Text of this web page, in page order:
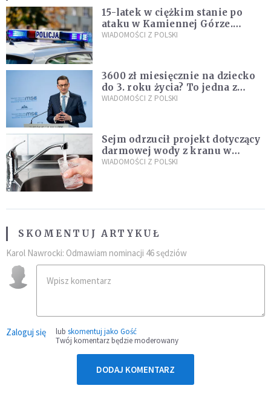
15-latek w ciężkim stanie po
ataku w Kamiennej Górze.
Policja zatrzymała dwóch
WIADOMOŚCI Z POLSKI
3600 zł miesięcznie na dziecko
do 3. roku życia? To jedna z
propozycji programu "Rozwój
WIADOMOŚCI Z POLSKI
Sejm odrzucił projekt dotyczący
darmowej wody z kranu w
restauracjach
WIADOMOŚCI Z POLSKI
SKOMENTUJ ARTYKUŁ
Karol Nawrocki: Odmawiam nominacji 46 sędziów
Zaloguj się lub skomentuj jako Gość
Twój komentarz będzie moderowany
DODAJ KOMENTARZ